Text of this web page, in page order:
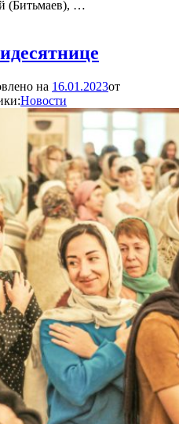
(Битьмаев), …
на 16.01.2023от
Новости